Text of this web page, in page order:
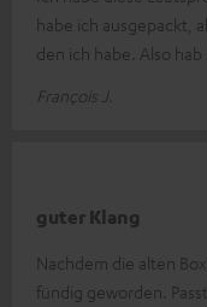
habe ich ausgepackt,
den ich habe. Also hab
François J.
guter Klang
Nachdem die alten
fündig geworden.